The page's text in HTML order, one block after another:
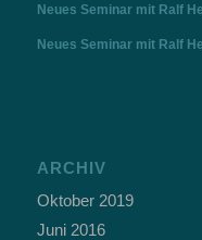
Neues Seminar mit Ralf
Neues Seminar mit Ralf
ARCHIV
Oktober 2019
Juni 2016